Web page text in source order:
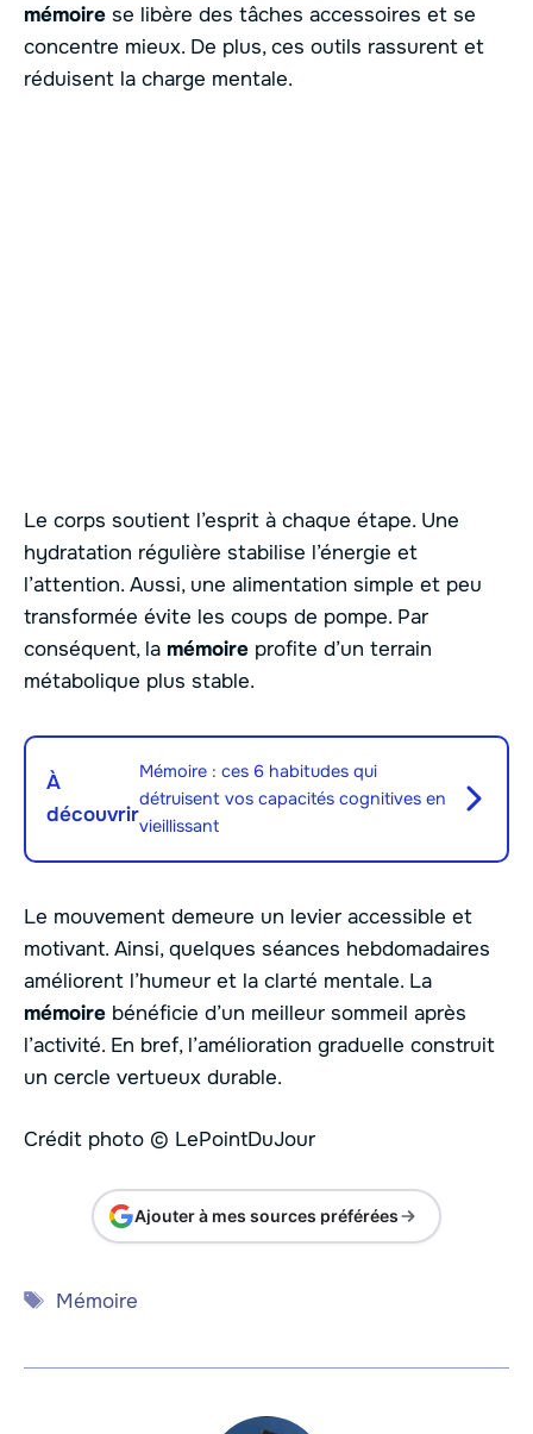
mémoire se libère des tâches accessoires et se
concentre mieux. De plus, ces outils rassurent et
réduisent la charge mentale.
Le corps soutient l’esprit à chaque étape. Une
hydratation régulière stabilise l’énergie et
l’attention. Aussi, une alimentation simple et peu
transformée évite les coups de pompe. Par
conséquent, la mémoire profite d’un terrain
métabolique plus stable.
À
découvrir
Mémoire : ces 6 habitudes qui
détruisent vos capacités cognitives en
vieillissant
Le mouvement demeure un levier accessible et
motivant. Ainsi, quelques séances hebdomadaires
améliorent l’humeur et la clarté mentale. La
mémoire bénéficie d’un meilleur sommeil après
l’activité. En bref, l’amélioration graduelle construit
un cercle vertueux durable.
Crédit photo © LePointDuJour
Ajouter à mes sources préférées
Étiquettes
Mémoire